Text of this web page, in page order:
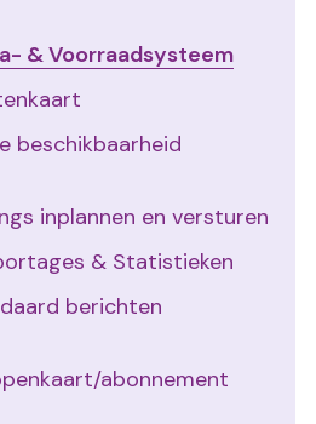
& Voorraadsysteem
beschikbaarheid
inplannen en versturen
& Statistieken
berichten
abonnement